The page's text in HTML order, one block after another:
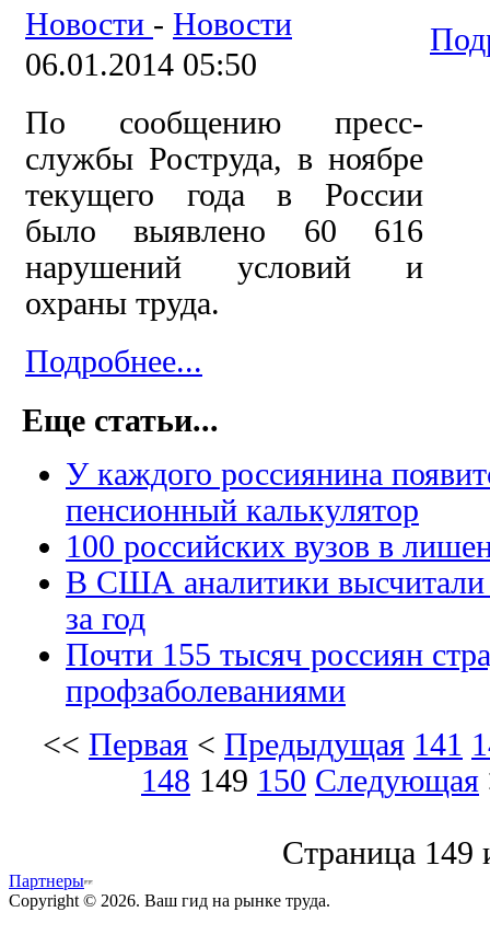
Новости - Новости
06.01.2014 05:50
По сообщению пресс-
службы Роструда, в ноябре
текущего года в России
было выявлено 60 616
нарушений условий и
охраны труда.
Подробнее...
Еще статьи...
У каждого россиянина
пенсионный калькулятор
100 российских вузов в
В США аналитики высчитали
за год
Почти 155 тысяч россиян
профзаболеваниями
<< Первая < Предыдущая 141
148 149 150 Следующая
Страница 149
Партнеры
Copyright © 2026. Ваш гид на рынке труда.